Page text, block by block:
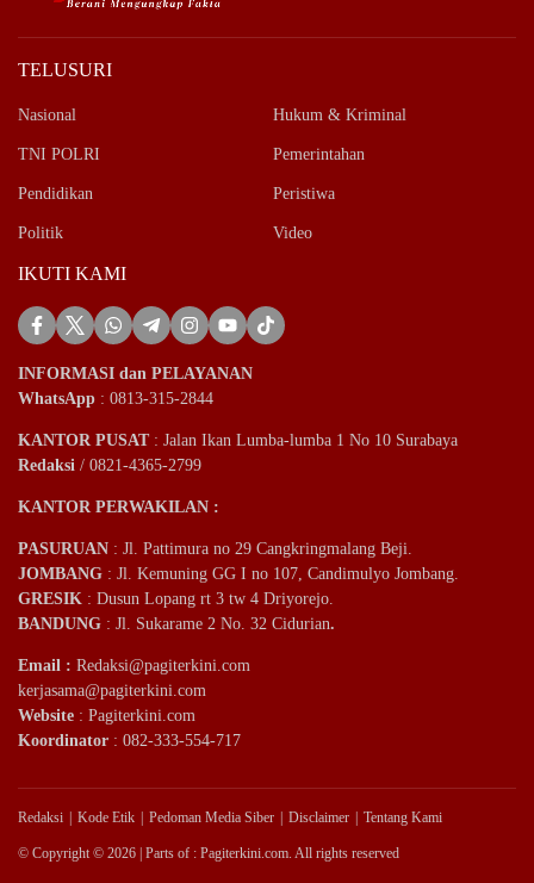
TELUSURI
Nasional Hukum & Kriminal
TNI POLRI Pemerintahan
Pendidikan Peristiwa
Politik Video
IKUTI KAMI
INFORMASI dan PELAYANAN
WhatsApp : 0813-315-2844
KANTOR PUSAT: Jalan Ikan Lumba-lumba 1 No 10 Surabaya
Redaksi / 0821-4365-2799
KANTOR PERWAKILAN :
PASURUAN : Jl. Pattimura no 29 Cangkringmalang Beji.
JOMBANG : Jl. Kemuning GG I no 107, Candimulyo Jombang.
GRESIK : Dusun Lopang rt 3 tw 4 Driyorejo.
BANDUNG : Jl. Sukarame 2 No. 32 Cidurian.
Email : Redaksi@pagiterkini.com
kerjasama@pagiterkini.com
Website : Pagiterkini.com
Koordinator : 082-333-554-717
Redaksi Kode Etik Pedoman Media Siber Disclaimer Tentang Kami
© Copyright © 2026 | Parts of : Pagiterkini.com. All rights reserved